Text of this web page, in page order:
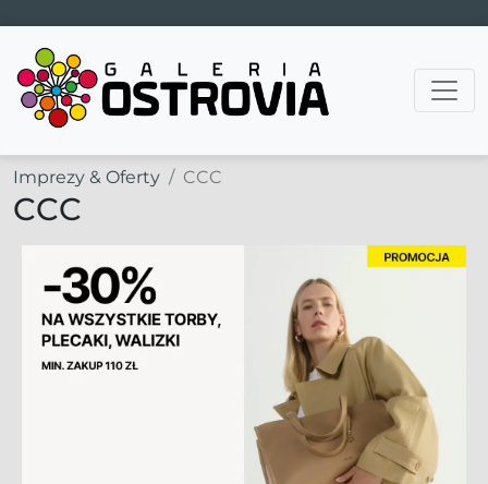
Main Navigation
Imprezy & Oferty CCC
CCC